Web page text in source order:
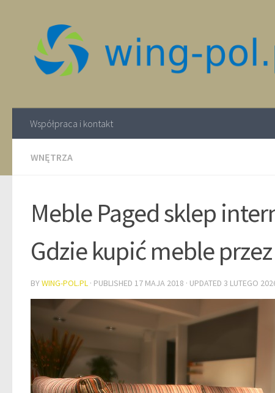
Współpraca i kontakt
WNĘTRZA
Meble Paged sklep
Gdzie kupić meble
BYWING-POL.PL · PUBLISHED 17 MAJA 2018 · UPDATED 3 LUTEGO